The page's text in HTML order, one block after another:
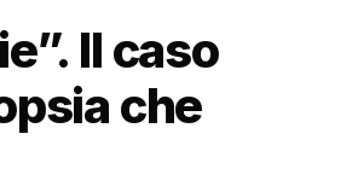
Il caso
che